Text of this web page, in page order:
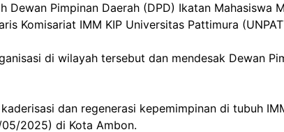
Dewan Pimpinan Daerah (DPD) Ikatan Mahasiswa
Komisariat IMM KIP Universitas Pattimura
di wilayah tersebut dan mendesak Dewan
dan regenerasi kepemimpinan di tubuh
2025) di Kota Ambon.